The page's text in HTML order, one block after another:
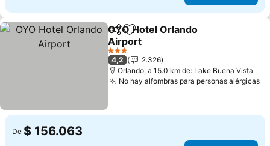
CompartirAgregar a favoritos
OYO Hotel Orlando
Airport
Ver precios
3 Estrellas
4,2
2.326
Orlando, a 15.0 km de: Lake Buena Vista
No hay alfombras para personas alérgicas
De $ 156.063